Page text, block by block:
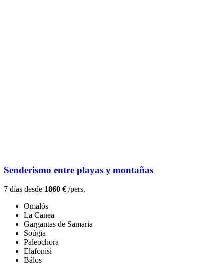
Senderismo entre playas y montañas
7 días desde 1860 € /pers.
Omalós
La Canea
Gargantas de Samaria
Soúgia
Paleochora
Elafonisi
Bálos